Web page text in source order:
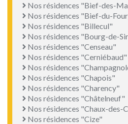
Nos résidences "Bief-des-
Nos résidences "Bief-du-
Nos résidences "Billecul"
Nos résidences "Bourg-de-
Nos résidences "Censeau"
Nos résidences "Cerniébaud"
Nos résidences
Nos résidences "Chapois"
Nos résidences "Charency"
Nos résidences "Châtelneuf"
Nos résidences "Chaux-des-
Nos résidences "Cize"